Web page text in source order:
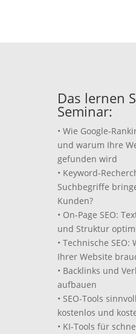
Das lernen
Seminar:
• Wie Google-
und warum Ihre
gefunden wird
• Keyword-
Suchbegriffe
Kunden?
• On-Page SEO:
und Struktur
• Technische SEO:
Ihrer Website
• Backlinks und
aufbauen
• SEO-Tools
kostenlos und
• KI-Tools für